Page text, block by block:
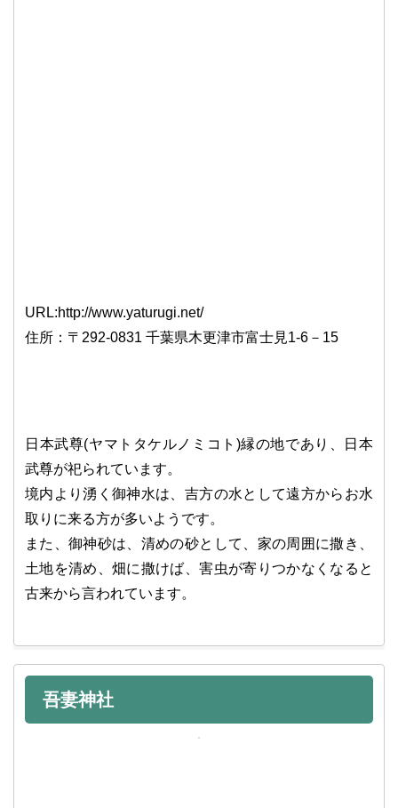
URL:http://www.yaturugi.net/
住所：〒292-0831 千葉県木更津市富士見1-6－15
日本武尊(ヤマトタケルノミコト)縁の地であり、日本
武尊が祀られています。
境内より湧く御神水は、吉方の水として遠方からお水
取りに来る方が多いようです。
また、御神砂は、清めの砂として、家の周囲に撒き、
土地を清め、畑に撒けば、害虫が寄りつかなくなると
古来から言われています。
吾妻神社